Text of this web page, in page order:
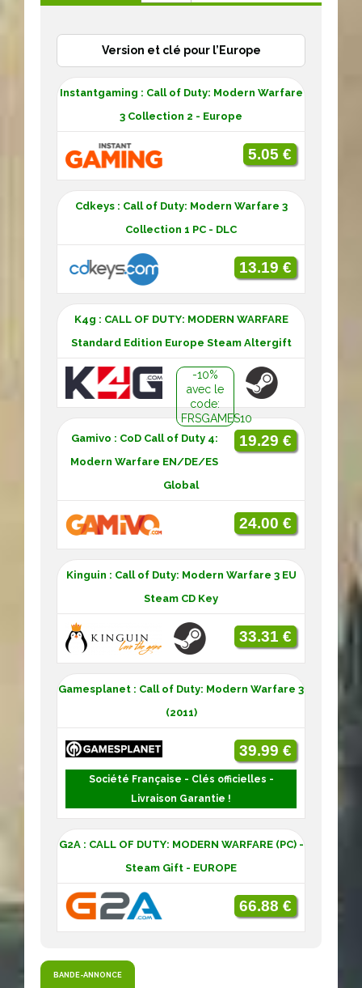
Version et clé pour l’Europe
Instantgaming : Call of Duty: Modern Warfare
3 Collection 2 - Europe
5.05 €
Cdkeys : Call of Duty: Modern Warfare 3
Collection 1 PC - DLC
13.19 €
K4g : CALL OF DUTY: MODERN WARFARE
Standard Edition Europe Steam Altergift
-10%
avec le
code:
FRSGAMES10
19.29 €
Gamivo : CoD Call of Duty 4:
Modern Warfare EN/DE/ES
Global
24.00 €
Kinguin : Call of Duty: Modern Warfare 3 EU
Steam CD Key
33.31 €
Gamesplanet : Call of Duty: Modern Warfare 3
(2011)
39.99 €
Société Française - Clés officielles -
Livraison Garantie !
G2A : CALL OF DUTY: MODERN WARFARE (PC) -
Steam Gift - EUROPE
66.88 €
BANDE-ANNONCE